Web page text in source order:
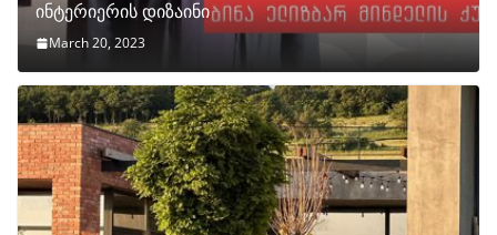
ინტერიერის დიზაინი
March 20, 2023